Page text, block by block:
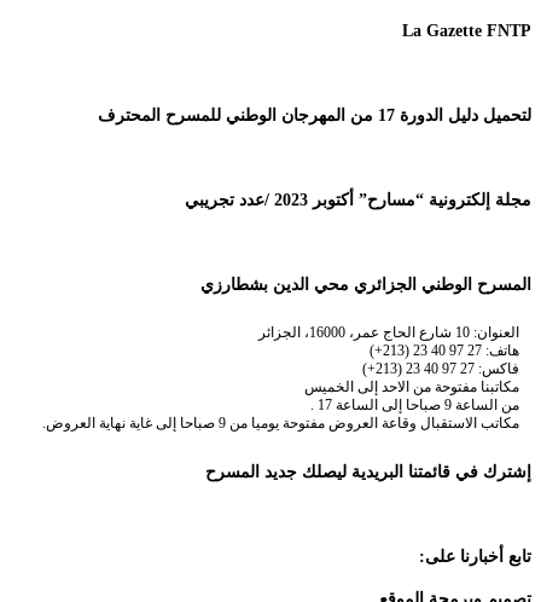
La Gazette FNTP
لتحميل دليل الدورة 17 من المهرجان الوطني للمسرح المحترف
مجلة إلكترونية “مسارح” أكتوبر 2023 /عدد تجريبي
المسرح الوطني الجزائري محي الدين بشطارزي
العنوان: 10 شارع الحاج عمر، 16000، الجزائر
هاتف: 27 97 40 23 (213+)
فاكس: 27 97 40 23 (213+)
مكاتبنا مفتوحة من الاحد إلى الخميس
من الساعة 9 صباحا إلى الساعة 17 .
مكاتب الاستقبال وقاعة العروض مفتوحة يوميا من 9 صباحا إلى غاية نهاية العروض.
إشترك في قائمتنا البريدية ليصلك جديد المسرح
تابع أخبارنا على: